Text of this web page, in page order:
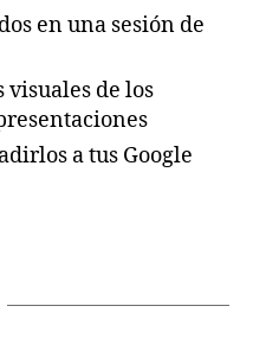
en una sesión de
de los
a tus Google